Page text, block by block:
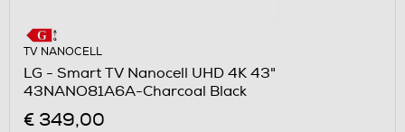
TV NANOCELL
LG - Smart TV Nanocell UHD 4K 43"
43NANO81A6A-Charcoal Black
€ 349,00